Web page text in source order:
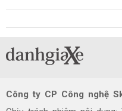
Công ty CP Công nghệ